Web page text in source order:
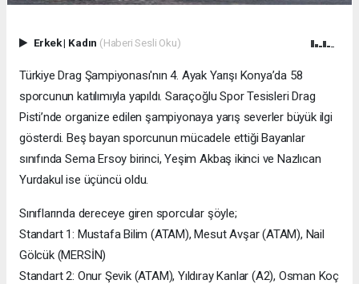
Erkek| Kadın (Haberi Sesli Oku)
Türkiye Drag Şampiyonası'nın 4. Ayak Yarışı Konya’da 58
sporcunun katılımıyla yapıldı. Saraçoğlu Spor Tesisleri Drag
Pisti’nde organize edilen şampiyonaya yarış severler büyük ilgi
gösterdi. Beş bayan sporcunun mücadele ettiği Bayanlar
sınıfında Sema Ersoy birinci, Yeşim Akbaş ikinci ve Nazlıcan
Yurdakul ise üçüncü oldu.
Sınıflarında dereceye giren sporcular şöyle;
Standart 1: Mustafa Bilim (ATAM), Mesut Avşar (ATAM), Nail
Gölcük (MERSİN)
Standart 2: Onur Şevik (ATAM), Yıldıray Kanlar (A2), Osman Koç